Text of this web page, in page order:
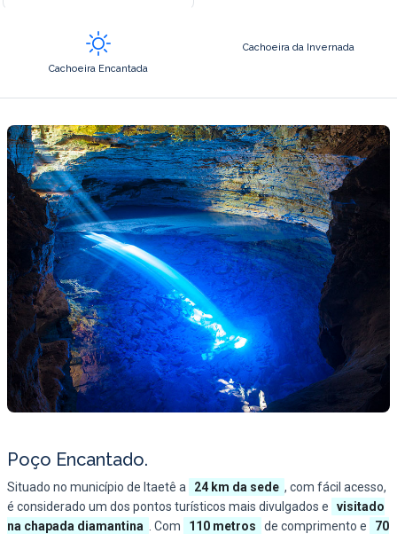
Cachoeira Encantada
Cachoeira da Invernada
Poço Encantado.
Situado no município de Itaetê a 24 km da sede , com fácil acesso,
é considerado um dos pontos turísticos mais divulgados e
visitado
na chapada diamantina
. Com 110 metros de comprimento e
70